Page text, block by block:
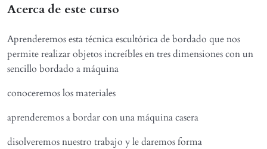
Acerca de este curso
Aprenderemos esta técnica escultórica de bordado que nos
permite realizar objetos increíbles en tres dimensiones con un
sencillo bordado a máquina
conoceremos los materiales
aprenderemos a bordar con una máquina casera
disolveremos nuestro trabajo y le daremos forma